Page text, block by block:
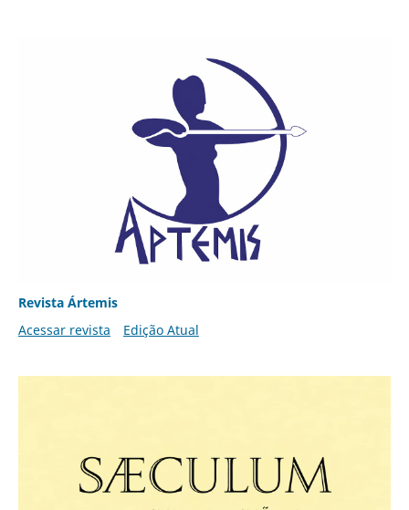
Revista Ártemis
Acessar revista
Edição Atual